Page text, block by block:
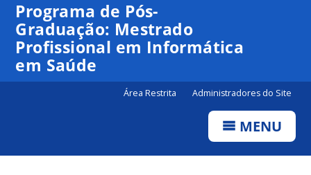
Programa de Pós-
Graduação: Mestrado
Profissional em Informática
em Saúde
Área Restrita Administradores do Site
MENU